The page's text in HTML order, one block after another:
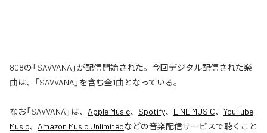
808の「SAVVANA」が配信開始された。今回デジタル配信された楽
曲は、「SAVVANA」を含む全1曲となっている。
なお「SAVVANA 」は、 Apple Music、 Spotify、 LINE MUSIC、 YouTube
Music、 Amazon Music Unlimitedなどの音楽配信サービスで聴くこと